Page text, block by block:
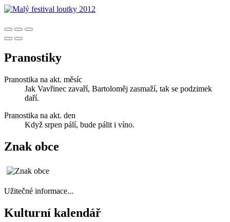
Pranostiky
Pranostika na akt. měsíc
Jak Vavřinec zavaří, Bartoloměj zasmaží, tak se podzimek
daří.
Pranostika na akt. den
Když srpen pálí, bude pálit i víno.
Znak obce
Užitečné informace...
Kulturní kalendář